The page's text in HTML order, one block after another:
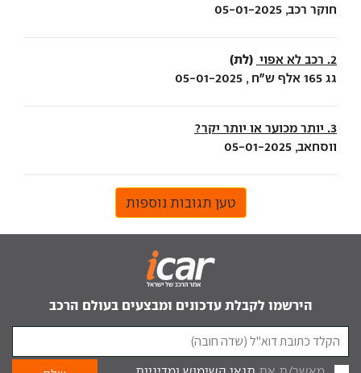
חוקר רכב, 05-01-2025
2. רכב לא אפוי (לת)
גג 165 אלף ש"ח , 05-01-2025
3. יותר מכוער או יותר יקר?
ווסחאב, 05-01-2025
טען תגובות נוספות
הירשמו לקבלת עדכונים ומבצעים בעולם הרכב